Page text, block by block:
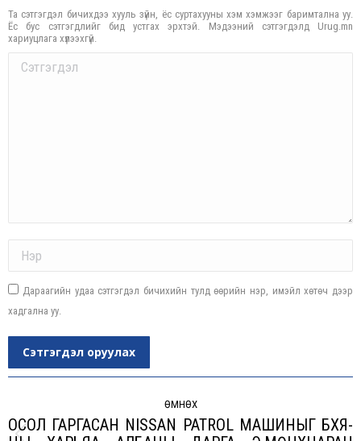
Та сэтгэгдэл бичихдээ хууль зүйн, ёс суртахууны хэм хэмжээг баримтална уу.
Ёс бус сэтгэгдлийг бид устгах эрхтэй. Мэдээний сэтгэгдэлд Urug.mn
хариуцлага хүлээхгүй.
Comment
Дараагийн удаа сэтгэгдэл бичихийн тулд өөрийн нэр, имэйл хөтөч дээр
хадгална уу.
Сэтгэгдэл оруулах
ӨМНӨХ
ОСОЛ ГАРГАСАН NISSAN PATROL МАШИНЫГ БХЯ-